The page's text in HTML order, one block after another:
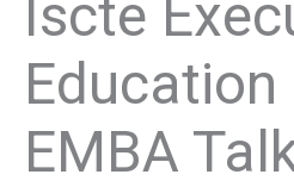
Iscte
Education
EMBA